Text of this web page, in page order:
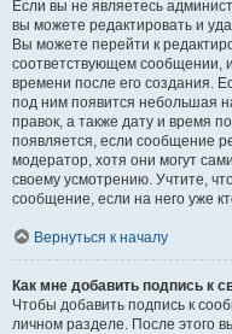
Если вы не являетесь
вы можете редактировать и
Вы можете перейти к
соответствующем сообщении,
времени после его создания.
под ним появится небольшая
правок, а также дату и время
появляется, если сообщение
модератор, хотя они могут
своему усмотрению. Учтите,
сообщение, если на него уже
Вернуться к началу
Как мне добавить подпись к
Чтобы добавить подпись к
личном разделе. После этого